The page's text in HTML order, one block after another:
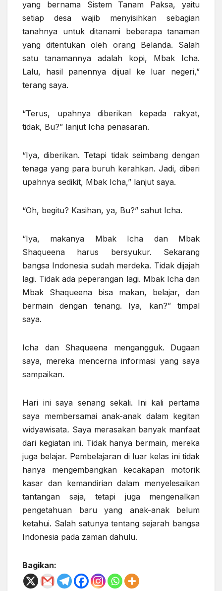
yang bernama Sistem Tanam Paksa, yaitu
setiap desa wajib menyisihkan sebagian
tanahnya untuk ditanami beberapa tanaman
yang ditentukan oleh orang Belanda. Salah
satu tanamannya adalah kopi, Mbak Icha.
Lalu, hasil panennya dijual ke luar negeri,”
terang saya.
“Terus, upahnya diberikan kepada rakyat,
tidak, Bu?” lanjut Icha penasaran.
“Iya, diberikan. Tetapi tidak seimbang dengan
tenaga yang para buruh kerahkan. Jadi, diberi
upahnya sedikit, Mbak Icha,” lanjut saya.
“Oh, begitu? Kasihan, ya, Bu?” sahut Icha.
“Iya, makanya Mbak Icha dan Mbak
Shaqueena harus bersyukur. Sekarang
bangsa Indonesia sudah merdeka. Tidak dijajah
lagi. Tidak ada peperangan lagi. Mbak Icha dan
Mbak Shaqueena bisa makan, belajar, dan
bermain dengan tenang. Iya, kan?” timpal
saya.
Icha dan Shaqueena mengangguk. Dugaan
saya, mereka mencerna informasi yang saya
sampaikan.
Hari ini saya senang sekali. Ini kali pertama
saya membersamai anak-anak dalam kegitan
widyawisata. Saya merasakan banyak manfaat
dari kegiatan ini. Tidak hanya bermain, mereka
juga belajar. Pembelajaran di luar kelas ini tidak
hanya mengembangkan kecakapan motorik
kasar dan kemandirian dalam menyelesaikan
tantangan saja, tetapi juga mengenalkan
pengetahuan baru yang anak-anak belum
ketahui. Salah satunya tentang sejarah bangsa
Indonesia pada zaman dahulu.
Bagikan: